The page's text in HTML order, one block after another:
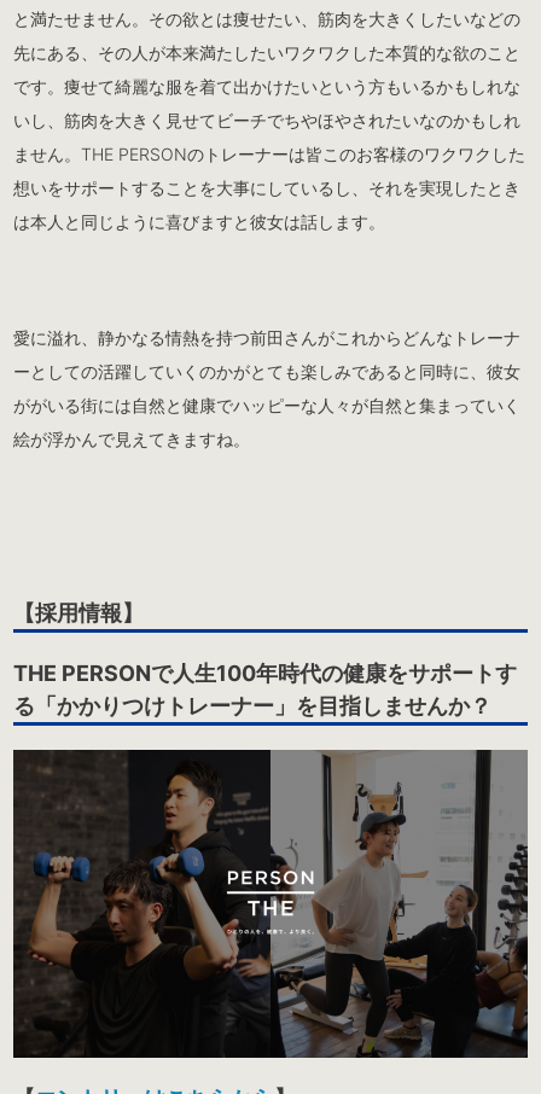
と満たせません。その欲とは痩せたい、筋肉を大きくしたいなどの
先にある、その人が本来満たしたいワクワクした本質的な欲のこと
です。痩せて綺麗な服を着て出かけたいという方もいるかもしれな
いし、筋肉を大きく見せてビーチでちやほやされたいなのかもしれ
ません。THE PERSONのトレーナーは皆このお客様のワクワクした
想いをサポートすることを大事にしているし、それを実現したとき
は本人と同じように喜びますと彼女は話します。
愛に溢れ、静かなる情熱を持つ前田さんがこれからどんなトレーナ
ーとしての活躍していくのかがとても楽しみであると同時に、彼女
ががいる街には自然と健康でハッピーな人々が自然と集まっていく
絵が浮かんで見えてきますね。
【採用情報】
THE PERSONで人生100年時代の健康をサポートす
る「かかりつけトレーナー」を目指しませんか？